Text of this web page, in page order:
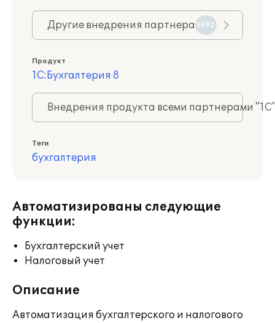
Другие внедрения партнера 1692
Продукт
1С:Бухгалтерия 8
Внедрения продукта всеми партнерами
Теги
бухгалтерия
Автоматизированы следующие
функции:
Бухгалтерский учет
Налоговый учет
Описание
Автоматизация бухгалтерского и налогового